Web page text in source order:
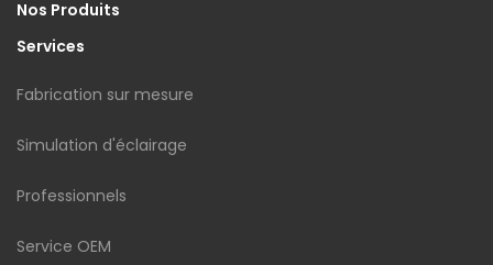
Nos Produits
Services
Fabrication sur mesure
Simulation d'éclairage
Professionnels
Service OEM